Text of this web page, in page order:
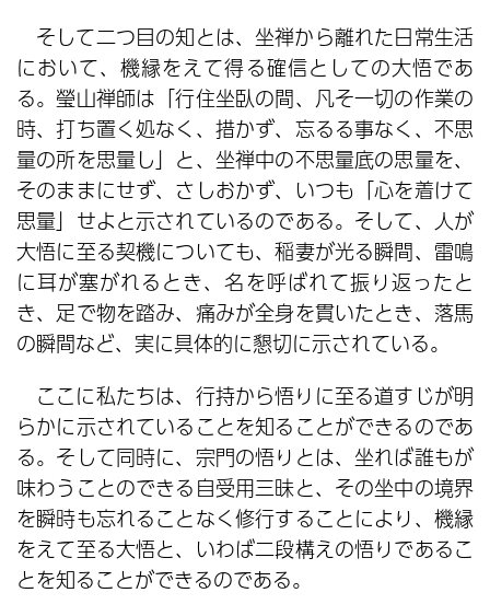
そして二つ目の知とは、坐禅から離れた日常生活
において、機縁をえて得る確信としての大悟であ
る。瑩山禅師は「行住坐臥の間、凡そ一切の作業の
時、打ち置く処なく、措かず、忘るる事なく、不思
量の所を思量し」と、坐禅中の不思量底の思量を、
そのままにせず、さしおかず、いつも「心を着けて
思量」せよと示されているのである。そして、人が
大悟に至る契機についても、稲妻が光る瞬間、雷鳴
に耳が塞がれるとき、名を呼ばれて振り返ったと
き、足で物を踏み、痛みが全身を貫いたとき、落馬
の瞬間など、実に具体的に懇切に示されている。
ここに私たちは、行持から悟りに至る道すじが明
らかに示されていることを知ることができるのであ
る。そして同時に、宗門の悟りとは、坐れば誰もが
味わうことのできる自受用三昧と、その坐中の境界
を瞬時も忘れることなく修行することにより、機縁
をえて至る大悟と、いわば二段構えの悟りであるこ
とを知ることができるのである。